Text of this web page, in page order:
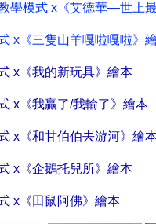
學模式 x 《艾德華—世上
x 《三隻山羊嘎啦嘎啦》
x 《我的新玩具》繪本
x 《我贏了/我輸了》繪本
x 《和甘伯伯去游河》繪
x 《企鵝托兒所》繪本
x 《田鼠阿佛》繪本